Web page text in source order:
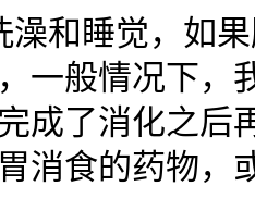
澡和睡觉，如
一般情况下，
成了消化之后
消食的药物，